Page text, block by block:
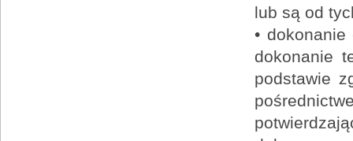
lub są od
•
dokonanie
podstawie